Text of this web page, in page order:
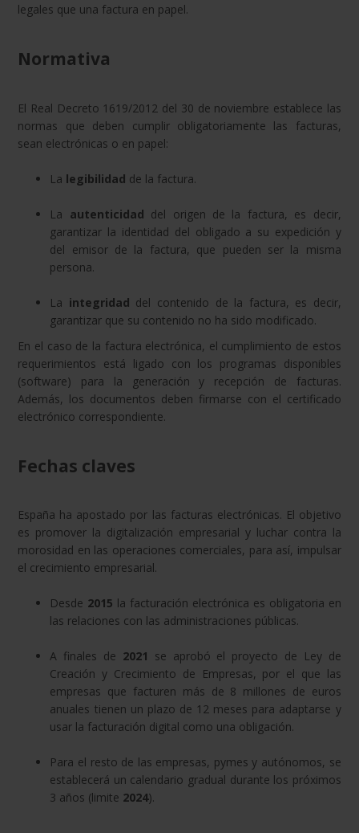
legales que una factura en papel.
Normativa
El Real Decreto 1619/2012 del 30 de noviembre establece las
normas que deben cumplir obligatoriamente las facturas,
sean electrónicas o en papel:
La legibilidad de la factura.
La autenticidad del origen de la factura, es decir,
garantizar la identidad del obligado a su expedición y
del emisor de la factura, que pueden ser la misma
persona.
La integridad del contenido de la factura, es decir,
garantizar que su contenido no ha sido modificado.
En el caso de la factura electrónica, el cumplimiento de estos
requerimientos está ligado con los programas disponibles
(software) para la generación y recepción de facturas.
Además, los documentos deben firmarse con el certificado
electrónico correspondiente.
Fechas claves
España ha apostado por las facturas electrónicas. El objetivo
es promover la digitalización empresarial y luchar contra la
morosidad en las operaciones comerciales, para así, impulsar
el crecimiento empresarial.
Desde 2015 la facturación electrónica es obligatoria en
las relaciones con las administraciones públicas.
A finales de 2021 se aprobó el proyecto de Ley de
Creación y Crecimiento de Empresas, por el que las
empresas que facturen más de 8 millones de euros
anuales tienen un plazo de 12 meses para adaptarse y
usar la facturación digital como una obligación.
Para el resto de las empresas, pymes y autónomos, se
establecerá un calendario gradual durante los próximos
3 años (limite 2024).